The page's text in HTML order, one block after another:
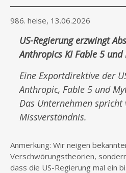
986. heise, 13.06.2026
US-Regierung erzwingt
Anthropics KI Fable 5 und
Eine Exportdirektive der
Anthropic, Fable 5 und
Das Unternehmen spricht
Missverständnis.
Anmerkung: Wir neigen
Verschwörungstheorien,
dass die US-Regierung mal ein